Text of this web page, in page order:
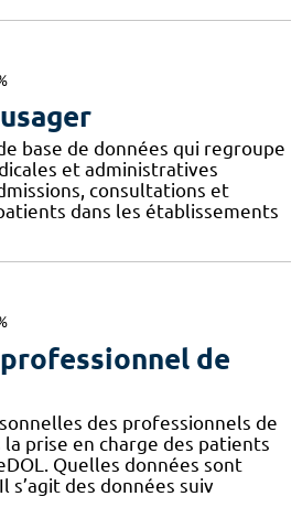
base de données qui regroupe
et administratives
consultations et
dans les établissements
de
des professionnels de
prise en charge des patients
Quelles données sont
s’agit des données suiv